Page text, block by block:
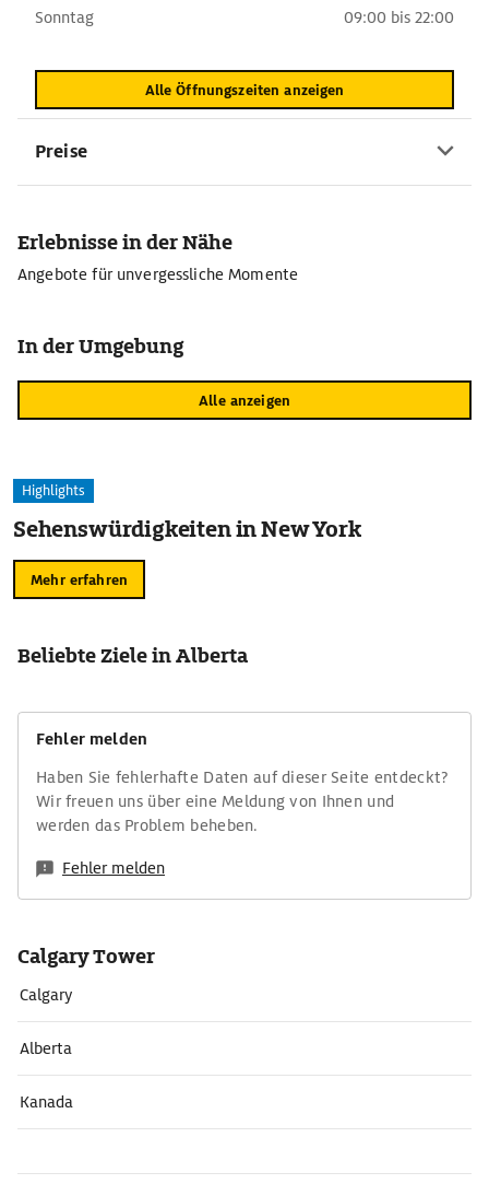
Sonntag 09:00 bis 22:00
Alle Öffnungszeiten anzeigen
Preise
Erlebnisse in der Nähe
Angebote für unvergessliche Momente
In der Umgebung
Alle anzeigen
Highlights
Sehenswürdigkeiten in New York
Mehr erfahren
Beliebte Ziele in Alberta
Fehler melden
Haben Sie fehlerhafte Daten auf dieser Seite entdeckt?
Wir freuen uns über eine Meldung von Ihnen und
werden das Problem beheben.
Fehler melden
Calgary Tower
Calgary
Alberta
Kanada